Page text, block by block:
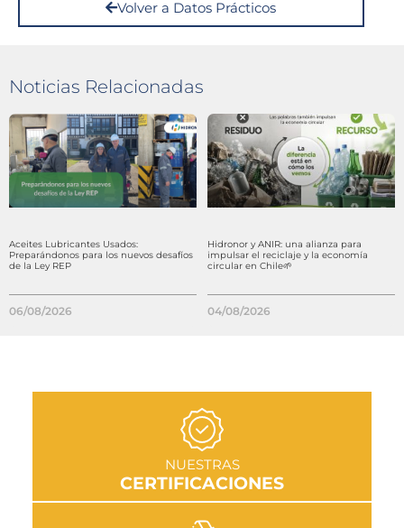
Volver a Datos Prácticos
Noticias Relacionadas
Aceites Lubricantes Usados:
Preparándonos para los nuevos desafíos
de la Ley REP
06/08/2026
Hidronor y ANIR: una alianza para
impulsar el reciclaje y la economía
circular en Chile🌱
04/08/2026
NUESTRAS
CERTIFICACIONES
IR A SECCIÓN